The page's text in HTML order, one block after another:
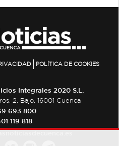
POLÍTICA DE COOKIES
Integrales 2020 S.L.
2. Bajo. 16001 Cuenca
693 800
119 818